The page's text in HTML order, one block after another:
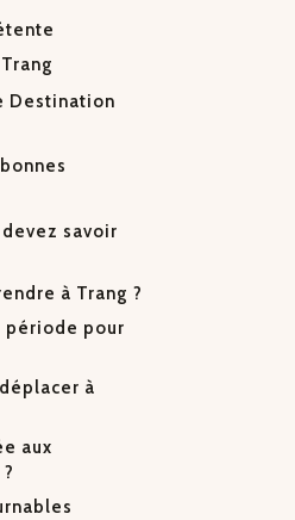
Destination
devez savoir
à Trang ?
pour
à
aux